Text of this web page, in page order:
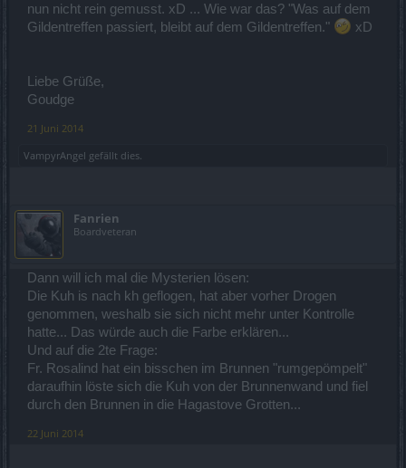
nun nicht rein gemusst. xD ... Wie war das? "Was auf dem
Gildentreffen passiert, bleibt auf dem Gildentreffen."
xD
Liebe Grüße,
Goudge
21 Juni 2014
VampyrAngel gefällt dies.
Fanrien
Boardveteran
Dann will ich mal die Mysterien lösen:
Die Kuh is nach kh geflogen, hat aber vorher Drogen
genommen, weshalb sie sich nicht mehr unter Kontrolle
hatte... Das würde auch die Farbe erklären...
Und auf die 2te Frage:
Fr. Rosalind hat ein bisschen im Brunnen "rumgepömpelt"
daraufhin löste sich die Kuh von der Brunnenwand und fiel
durch den Brunnen in die Hagastove Grotten...
22 Juni 2014